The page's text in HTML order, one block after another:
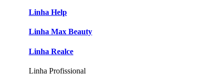
Linha Help
Linha Max Beauty
Linha Realce
Linha Profissional